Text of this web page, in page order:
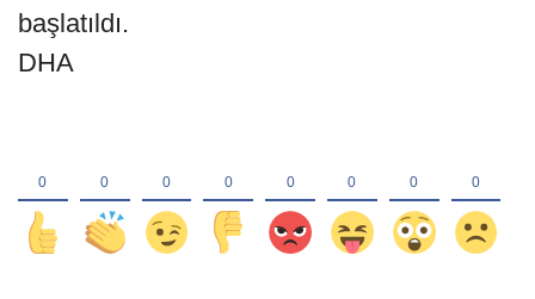
başlatıldı.
DHA